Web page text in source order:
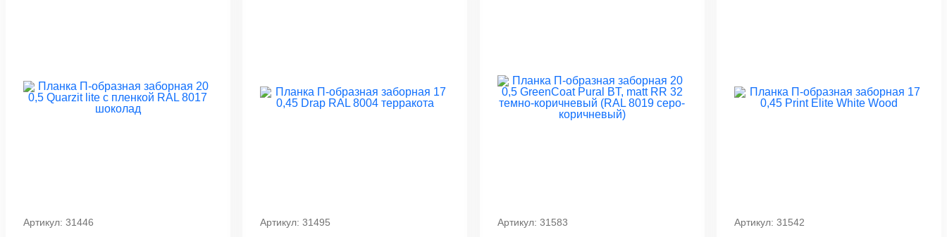
Артикул: 31446 Артикул: 31495 Артикул: 31583 Артикул: 31542